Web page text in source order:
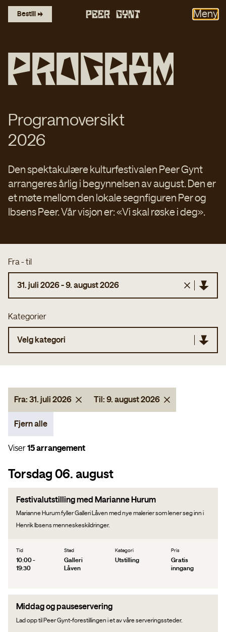
Bestill Meny
P r o g ram
Programoversikt
2026
Den spektakulære kulturfestivalen Peer Gynt
arrangeres årlig i begynnelsen av august. Den er
et møte mellom den lokale segnfiguren Per og
Ibsens Peer. Vår visjon er: «Vi skal røske i deg».
Fra - til
31. juli 2026 - 9. august 2026
juli 2026
6 7 8 9 10 11
Kategorier
Velg kategori
Fra: 31. juli 2026 Til: 9. august 2026
Fjern alle
Viser15arrangement
Torsdag 06. august
Festivalutstilling med Marianne Hurum
Marianne Hurum fyller Galleri Låven med nye malerier som lener seg inn i
Henrik Ibsens menneskeskildringer.
Tid
10:00 -
19:30
Sted
Galleri
Låven
Kategori
Utstilling
Pris
Gratis
inngang
Middag og pauseservering
Lad opp til Peer Gynt-forestillingen i et av våre serveringssteder.